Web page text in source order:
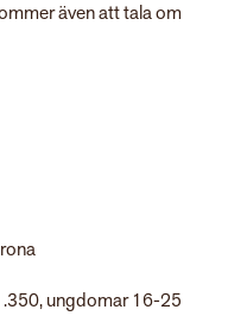
även att tala om
ungdomar 16-25